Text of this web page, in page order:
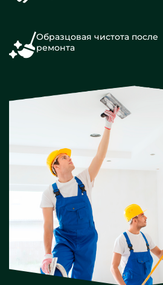
Образцовая чистота после
ремонта